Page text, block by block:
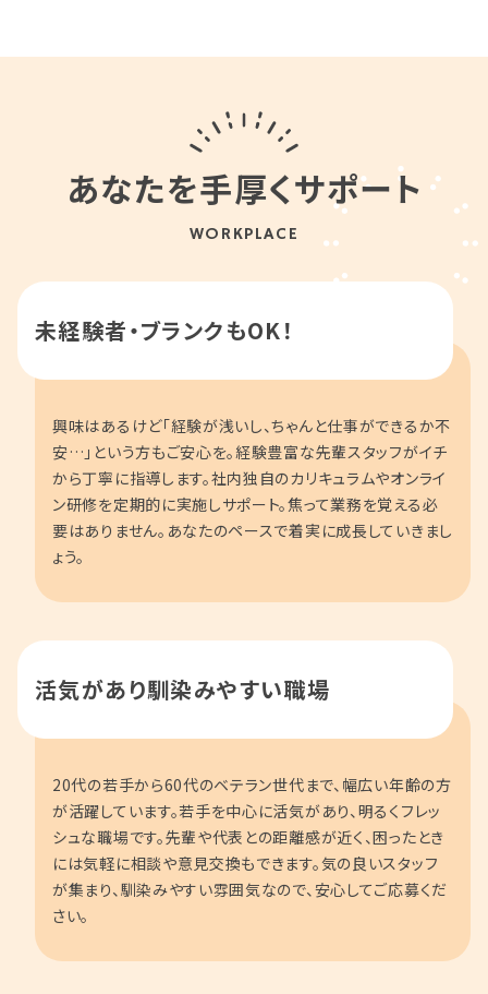
あなたを手厚くサポート
WORKPLACE
未経験者・ブランクもOK！
興味はあるけど「経験が浅いし、ちゃんと仕事ができるか不
安…」という方もご安心を。経験豊富な先輩スタッフがイチ
から丁寧に指導します。社内独自のカリキュラムやオンライ
ン研修を定期的に実施しサポート。焦って業務を覚える必
要はありません。あなたのペースで着実に成長していきまし
ょう。
活気があり馴染みやすい職場
20代の若手から60代のベテラン世代まで、幅広い年齢の方
が活躍しています。若手を中心に活気があり、明るくフレッ
シュな職場です。先輩や代表との距離感が近く、困ったとき
には気軽に相談や意見交換もできます。気の良いスタッフ
が集まり、馴染みやすい雰囲気なので、安心してご応募くだ
さい。